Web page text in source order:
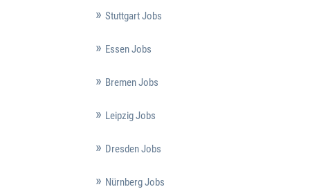
Stuttgart Jobs
Essen Jobs
Bremen Jobs
Leipzig Jobs
Dresden Jobs
Nürnberg Jobs